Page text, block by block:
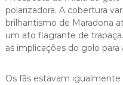
polarizadora. A cobertura
brilhantismo de Maradona
um ato flagrante de
as implicações do golo
Os fãs estavam